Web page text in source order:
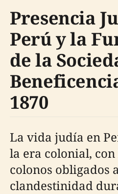
Presencia
Perú y la
de la
1870
La vida judía en
la era colonial,
colonos obligados
clandestinidad